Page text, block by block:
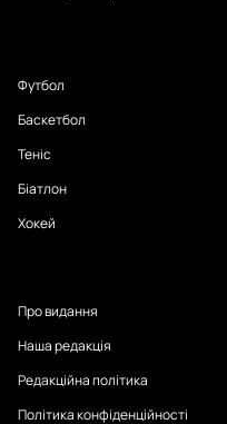
Футбол
Баскетбол
Теніс
Біатлон
Хокей
Про видання
Наша редакція
Редакційна політика
Політика конфіденційності